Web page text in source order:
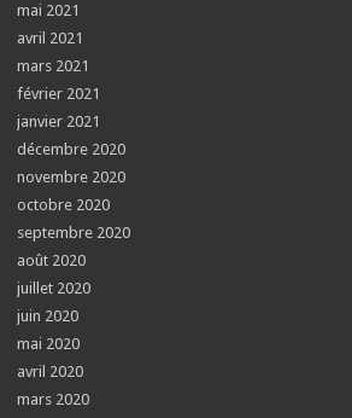
mai 2021
avril 2021
mars 2021
février 2021
janvier 2021
décembre 2020
novembre 2020
octobre 2020
septembre 2020
août 2020
juillet 2020
juin 2020
mai 2020
avril 2020
mars 2020